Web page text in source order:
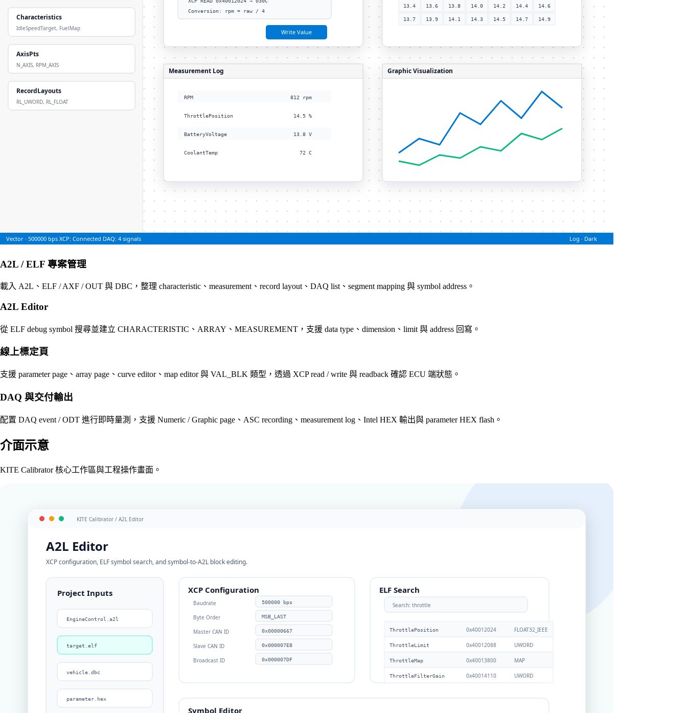
A2L / ELF 專案管理
載入 A2L、ELF / AXF / OUT 與 DBC，整理 characteristic、measurement、record layout、DAQ list、segment mapping 與 symbol address。
A2L Editor
從 ELF debug symbol 搜尋並建立 CHARACTERISTIC、ARRAY、MEASUREMENT，支援 data type、dimension、limit 與 address 回寫。
線上標定頁
支援 parameter page、array page、curve editor、map editor 與 VAL_BLK 類型，透過 XCP read / write 與 readback 確認 ECU 端狀態。
DAQ 與交付輸出
配置 DAQ event / ODT 進行即時量測，支援 Numeric / Graphic page、ASC recording、measurement log、Intel HEX 輸出與 parameter HEX flash。
介面示意
KITE Calibrator 核心工作區與工程操作畫面。